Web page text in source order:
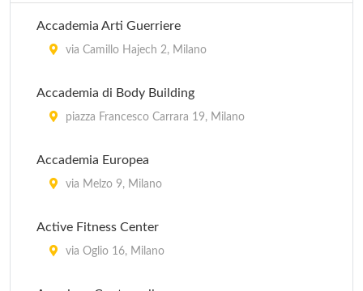
Accademia Arti Guerriere
via Camillo Hajech 2, Milano
Accademia di Body Building
piazza Francesco Carrara 19, Milano
Accademia Europea
via Melzo 9, Milano
Active Fitness Center
via Oglio 16, Milano